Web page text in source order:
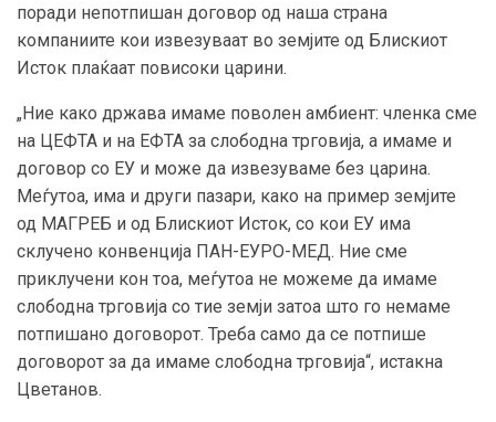
поради непотпишан договор од наша страна
компаниите кои извезуваат во земјите од Блискиот
Исток плаќаат повисоки царини.
„Ние како држава имаме поволен амбиент: членка сме
на ЦЕФТА и на ЕФТА за слободна трговија, а имаме и
договор со ЕУ и може да извезуваме без царина.
Меѓутоа, има и други пазари, како на пример земјите
од МАГРЕБ и од Блискиот Исток, со кои ЕУ има
склучено конвенција ПАН-ЕУРО-МЕД. Ние сме
приклучени кон тоа, меѓутоа не можеме да имаме
слободна трговија со тие земји затоа што го немаме
потпишано договорот. Треба само да се потпише
договорот за да имаме слободна трговија“, истакна
Цветанов.